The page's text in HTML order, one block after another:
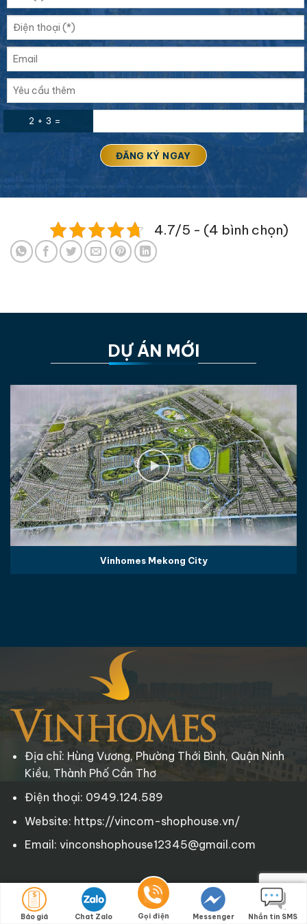
2 + 3 =
4.7/5 - (4 bình chọn)
DỰ ÁN MỚI
Vinhomes Mekong City
Địa chỉ: Hùng Vương, Phường Thới Bình, Quận Ninh
Kiều, Thành Phố Cần Thơ
Điện thoại: 0949.124.589
Website: https://vincom-shophouse.vn/
Email: vinconshophouse12345@gmail.com
Copyright © 2025 Vincom-Shophouse.vn . All rights reserved.
Báo giá Chat Zalo Gọi điện Messenger Nhắn tin SMS